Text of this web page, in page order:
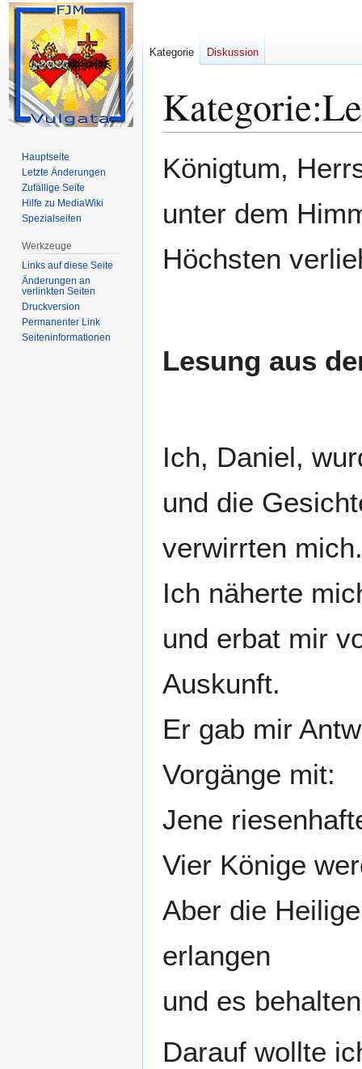
Kategorie:
Navigation
Suche
Königtum,
unter dem
Höchsten
Lesung aus
Ich, Daniel,
und die
verwirrten mich.
Ich näherte
und erbat mir
Auskunft.
Er gab mir
Vorgänge mit:
Jene
Vier Könige
Aber die
erlangen
und es
Darauf wollte
Kategorie Diskussion
Hauptseite
Letzte Änderungen
Zufällige Seite
Hilfe zu MediaWiki
Spezialseiten
Werkzeuge
Links auf diese Seite
Änderungen an
verlinkten Seiten
Druckversion
Permanenter Link
Seiten­­informationen